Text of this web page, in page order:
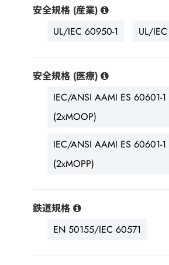
安全規格 (産業)
UL/IEC 60950-1
UL/
安全規格 (医療)
IEC/ANSI AAMI ES 60601-1
(2xMOOP)
IEC/ANSI AAMI ES 60601-1
(2xMOPP)
鉄道規格
EN 50155/IEC 60571